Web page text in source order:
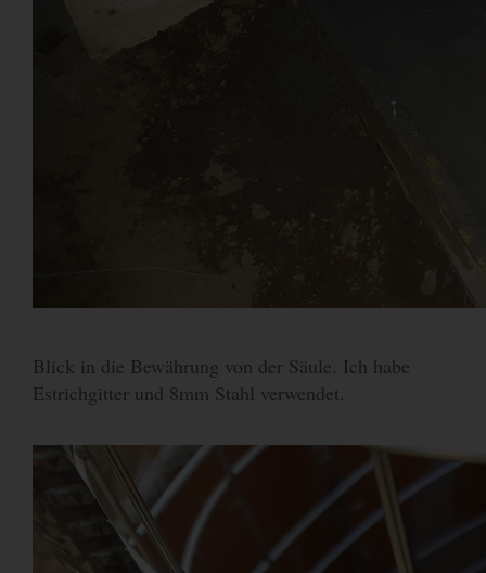
Blick in die Bewährung von der Säule. Ich habe
Estrichgitter und 8mm Stahl verwendet.